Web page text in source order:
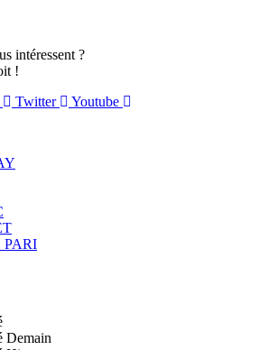
intéressent ?
!
Twitter
Youtube
PARI
Demain